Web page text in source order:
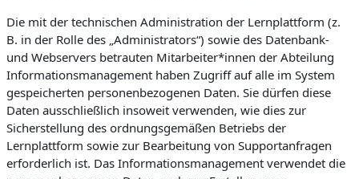
Die mit der technischen Administration der Lernplattform (z.
B. in der Rolle des „Administrators“) sowie des Datenbank-
und Webservers betrauten Mitarbeiter*innen der Abteilung
Informationsmanagement haben Zugriff auf alle im System
gespeicherten personenbezogenen Daten. Sie dürfen diese
Daten ausschließlich insoweit verwenden, wie dies zur
Sicherstellung des ordnungsgemäßen Betriebs der
Lernplattform sowie zur Bearbeitung von Supportanfragen
erforderlich ist. Das Informationsmanagement verwendet die